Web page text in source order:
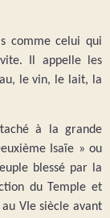
comme celui qui
Il appelle les
le vin, le lait, la
à la grande
Isaïe » ou
blessé par la
du Temple et
VIe siècle avant